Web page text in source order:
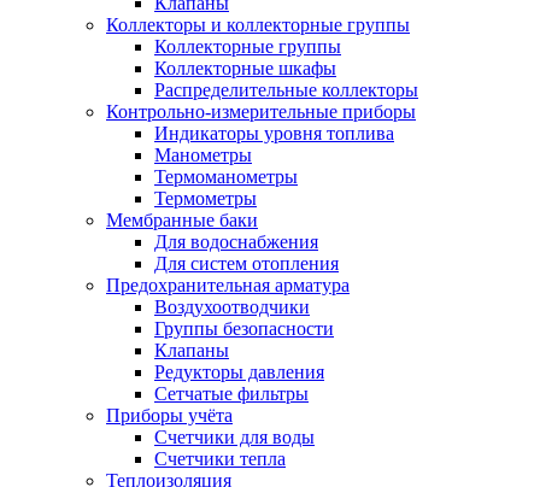
Коллекторы и коллекторные группы
Коллекторные группы
Коллекторные шкафы
Распределительные коллекторы
Контрольно-измерительные приборы
Индикаторы уровня топлива
Манометры
Термоманометры
Термометры
Мембранные баки
Для водоснабжения
Для систем отопления
Предохранительная арматура
Воздухоотводчики
Группы безопасности
Клапаны
Редукторы давления
Сетчатые фильтры
Приборы учёта
Счетчики для воды
Счетчики тепла
Теплоизоляция